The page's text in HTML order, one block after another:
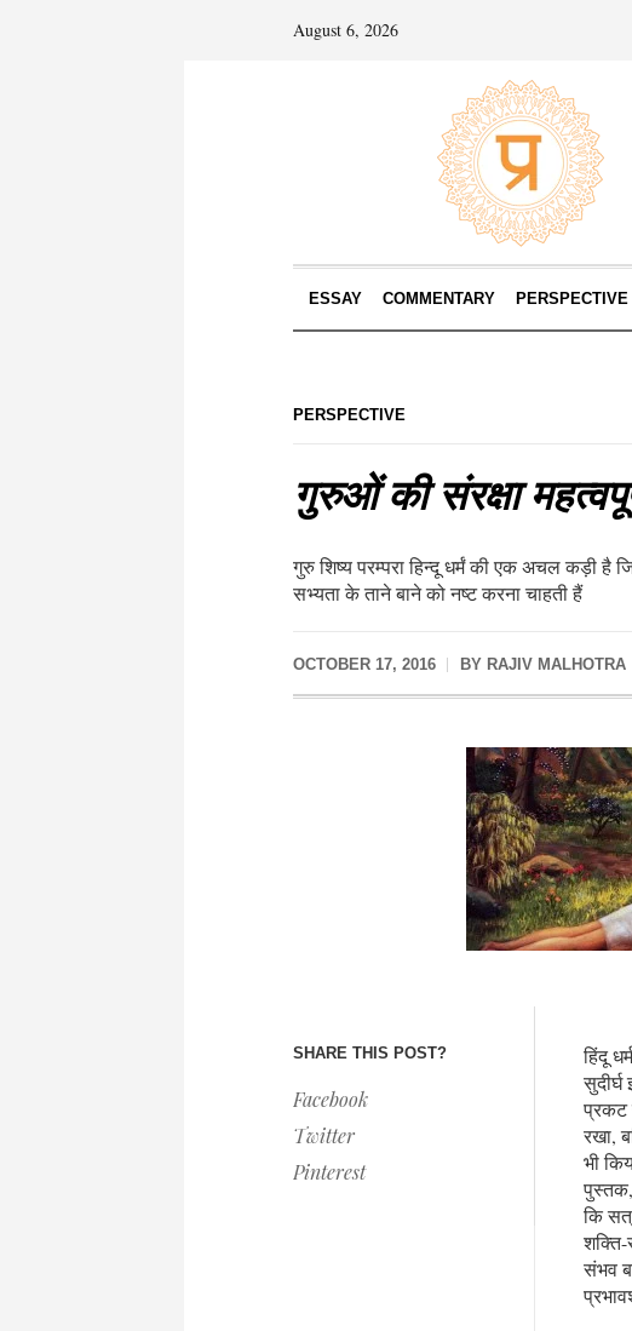
August 6, 2026
ESSAY COMMENTARY PERSPECTIVE
PERSPECTIVE
गुरुओं की संरक्षा
गुरु शिष्य परम्परा हिन्दू धर्मं की एक अचल कड़ी है
सभ्यता के ताने बाने को नष्ट करना चाहती हैं
OCTOBER 17, 2016 BY RAJIV MALHOTRA
SHARE THIS POST?
Facebook
Twitter
Pinterest
हिंदू
प्रकट
रखा,
भी
पुस्तक,
कि
शक्ति-
संभव